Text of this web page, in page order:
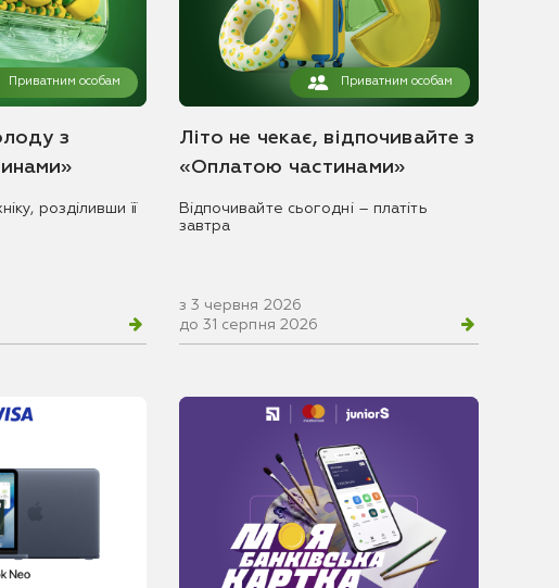
Приватним особам
з
розділивши її
Приватним особам
Літо не чекає, відпочивайте з
«Оплатою частинами»
Відпочивайте сьогодні – платіть
завтра
з 3 червня 2026
до 31 серпня 2026